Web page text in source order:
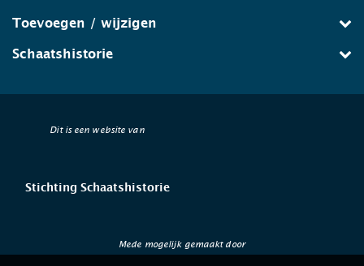
Toevoegen / wijzigen
Schaatshistorie
Dit is een website van
Stichting Schaatshistorie
Mede mogelijk gemaakt door